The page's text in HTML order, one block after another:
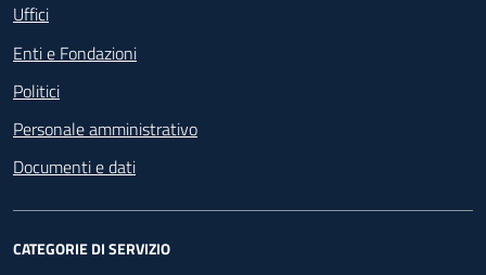
Uffici
Enti e Fondazioni
Politici
Personale amministrativo
Documenti e dati
CATEGORIE DI SERVIZIO